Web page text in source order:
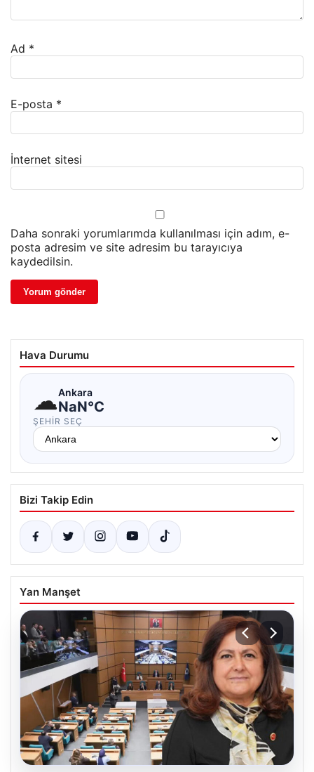
Ad *
E-posta *
İnternet sitesi
Daha sonraki yorumlarımda kullanılması için adım, e-
posta adresim ve site adresim bu tarayıcıya
kaydedilsin.
Hava Durumu
☁Ankara
NaN°C
ŞEHIR SEÇ
Bizi Takip Edin
Yan Manşet